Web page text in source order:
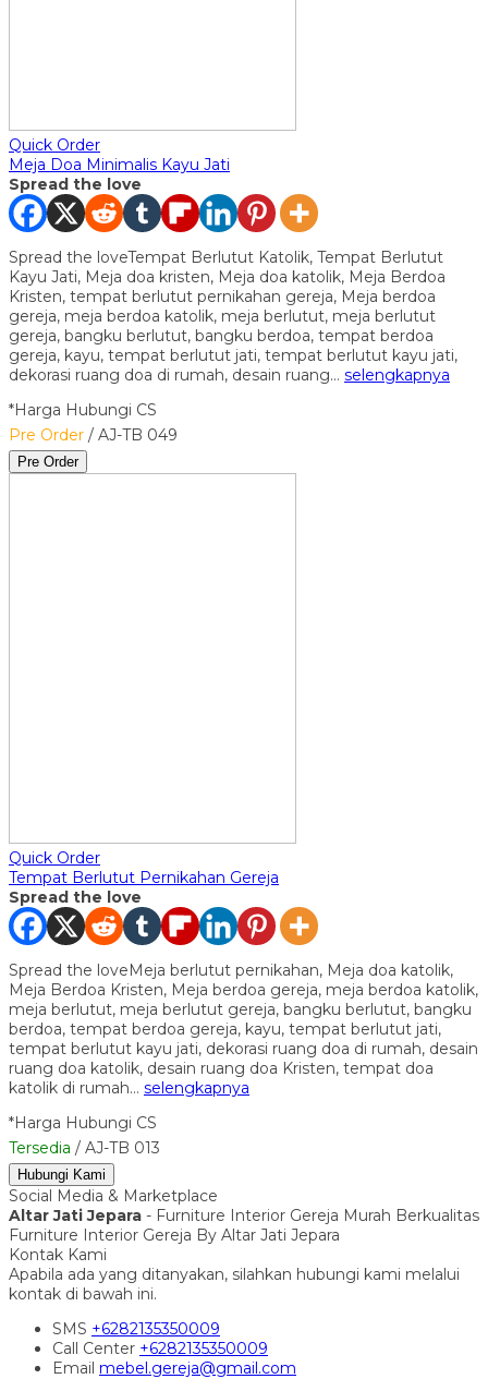
Quick Order
Meja Doa Minimalis Kayu Jati
Spread the love
Spread the loveTempat Berlutut Katolik, Tempat Berlutut
Kayu Jati, Meja doa kristen, Meja doa katolik, Meja Berdoa
Kristen, tempat berlutut pernikahan gereja, Meja berdoa
gereja, meja berdoa katolik, meja berlutut, meja berlutut
gereja, bangku berlutut, bangku berdoa, tempat berdoa
gereja, kayu, tempat berlutut jati, tempat berlutut kayu jati,
dekorasi ruang doa di rumah, desain ruang… selengkapnya
*Harga Hubungi CS
Pre Order / AJ-TB 049
Pre Order
Quick Order
Tempat Berlutut Pernikahan Gereja
Spread the love
Spread the loveMeja berlutut pernikahan, Meja doa katolik,
Meja Berdoa Kristen, Meja berdoa gereja, meja berdoa katolik,
meja berlutut, meja berlutut gereja, bangku berlutut, bangku
berdoa, tempat berdoa gereja, kayu, tempat berlutut jati,
tempat berlutut kayu jati, dekorasi ruang doa di rumah, desain
ruang doa katolik, desain ruang doa Kristen, tempat doa
katolik di rumah… selengkapnya
*Harga Hubungi CS
Tersedia / AJ-TB 013
Hubungi Kami
Social Media & Marketplace
Altar Jati Jepara - Furniture Interior Gereja Murah Berkualitas
Furniture Interior Gereja By Altar Jati Jepara
Kontak Kami
Apabila ada yang ditanyakan, silahkan hubungi kami melalui
kontak di bawah ini.
SMS +6282135350009
Call Center +6282135350009
Email mebel.gereja@gmail.com